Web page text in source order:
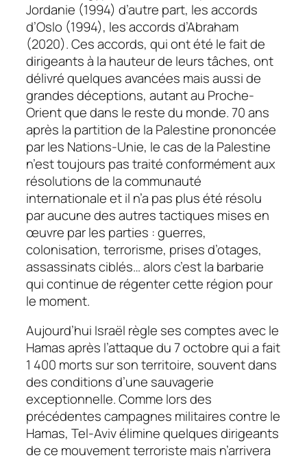
Jordanie (1994) d’autre part, les accords
d’Oslo (1994), les accords d’Abraham
(2020). Ces accords, qui ont été le fait de
dirigeants à la hauteur de leurs tâches, ont
délivré quelques avancées mais aussi de
grandes déceptions, autant au Proche-
Orient que dans le reste du monde. 70 ans
après la partition de la Palestine prononcée
par les Nations-Unie, le cas de la Palestine
n’est toujours pas traité conformément aux
résolutions de la communauté
internationale et il n’a pas plus été résolu
par aucune des autres tactiques mises en
œuvre par les parties : guerres,
colonisation, terrorisme, prises d’otages,
assassinats ciblés… alors c’est la barbarie
qui continue de régenter cette région pour
le moment.
Aujourd’hui Israël règle ses comptes avec le
Hamas après l’attaque du 7 octobre qui a fait
1 400 morts sur son territoire, souvent dans
des conditions d’une sauvagerie
exceptionnelle. Comme lors des
précédentes campagnes militaires contre le
Hamas, Tel-Aviv élimine quelques dirigeants
de ce mouvement terroriste mais n’arrivera